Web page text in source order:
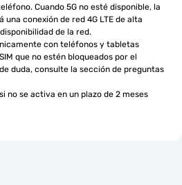
Cuando 5G no esté disponible, la
una conexión de red 4G LTE de alta
de la red.
con teléfonos y tabletas
que no estén bloqueados por el
duda, consulte la sección de preguntas
no se activa en un plazo de 2 meses